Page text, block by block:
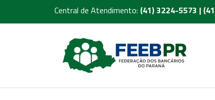
Central de Atendimento: (41) 3224-5573 |